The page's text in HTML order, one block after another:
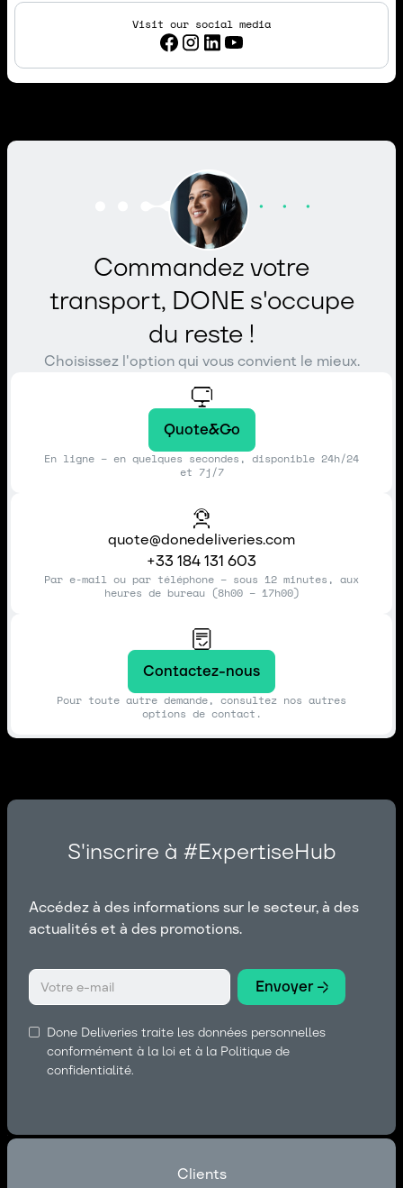
Visit our social media
Commandez votre
transport, DONE s'occupe
du reste !
Choisissez l'option qui vous convient le mieux.
Quote&Go
En ligne – en quelques secondes, disponible 24h/24
et 7j/7
quote@donedeliveries.com
+33 184 131 603
Par e-mail ou par téléphone – sous 12 minutes, aux
heures de bureau (8h00 – 17h00)
Contactez-nous
Pour toute autre demande, consultez nos autres
options de contact.
S'inscrire à #ExpertiseHub
Accédez à des informations sur le secteur, à des
actualités et à des promotions.
Done Deliveries traite les données personnelles
conformément à la loi et à la Politique de
confidentialité.
Clients